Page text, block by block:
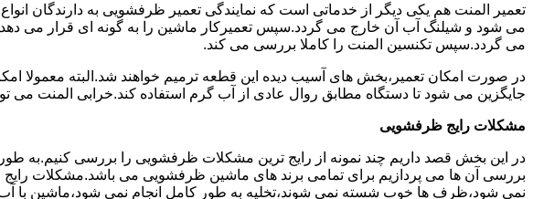
تعمیر المنت هم یکی دیگر از خدماتی است که نمایندگی تعمیر ظرفشویی به دارندگان
می شود و شیلنگ آب آن خارج می گردد.سپس تعمیرکار ماشین را به گونه ای قرار می
می گردد.سپس تکنسین المنت را کاملا بررسی می کند.
در صورت امکان تعمیر،بخش های آسیب دیده این قطعه ترمیم خواهند شد.البته معمولا
جایگزین می شود تا دستگاه مطابق روال عادی از آب گرم استفاده کند.خرابی المنت می
مشکلات رایج ظرفشویی
در این بخش قصد داریم چند نمونه از رایج ترین مشکلات ظرفشویی را بررسی کنیم.به
بررسی آن ها می پردازیم برای تمامی برند های ماشین ظرفشویی می
نمی شود،ظرف ها خوب شسته نمی شوند،تخلیه به طور کامل انجام نمی شود،ماشین